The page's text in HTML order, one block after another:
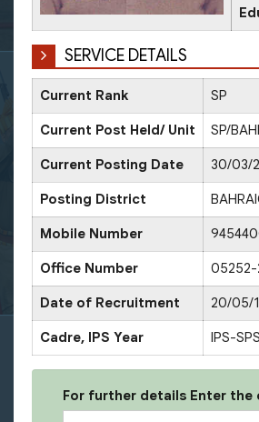
SERVICE DETAILS
Current Rank SP
Current Post Held/ Unit SP/
Current Posting Date 30/03/
Posting District
Mobile Number
Office Number 05252-
Date of Recruitment 20/05/
Cadre, IPS Year IPS-
For further details Enter the